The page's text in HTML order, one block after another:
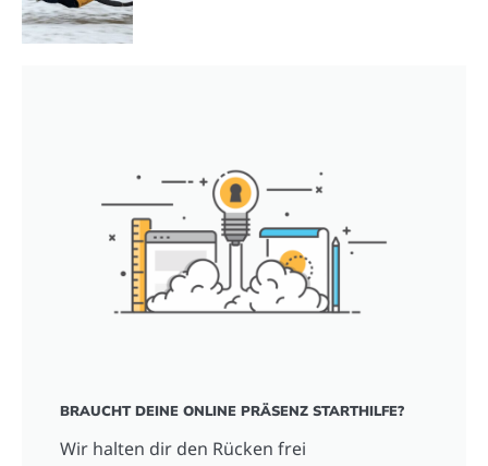
BRAUCHT DEINE ONLINE PRÄSENZ STARTHILFE?
Wir halten dir den Rücken frei